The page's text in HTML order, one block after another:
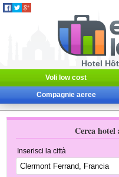
Hotel
Voli low cost
Compagnie aeree
Cerca
Inserisci la città